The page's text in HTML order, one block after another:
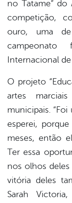
no Tatame” do
competição,
ouro, uma
campeonato
Internacional
O projeto
artes
municipais.
esperei,
meses, então
Ter essa
nos olhos
vitória deles
Sarah